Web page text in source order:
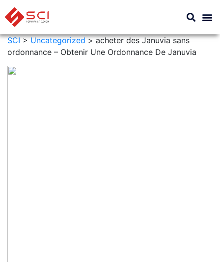
SCI>Uncategorized>acheter des Januvia sans
ordonnance – Obtenir Une Ordonnance De Januvia